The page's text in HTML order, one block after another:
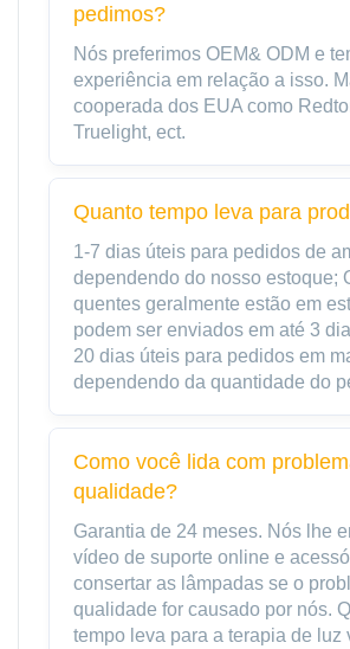
pedimos?
Nós preferimos OEM& ODM e
experiência em relação a isso.
cooperada dos EUA como
Truelight, ect.
Quanto tempo leva para
1-7 dias úteis para pedidos de
dependendo do nosso estoque;
quentes geralmente estão em
podem ser enviados em até 3
20 dias úteis para pedidos em
dependendo da quantidade do
Como você lida com
qualidade?
Garantia de 24 meses. Nós lhe
vídeo de suporte online e
consertar as lâmpadas se o
qualidade for causado por nós.
tempo leva para a terapia de luz